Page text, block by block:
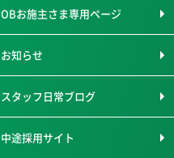
OBお施主さま専用ページ
お知らせ
スタッフ日常ブログ
中途採用サイト